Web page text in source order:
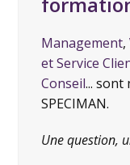
Management,
et Service
Conseil...
SPECIMAN.
Une question,